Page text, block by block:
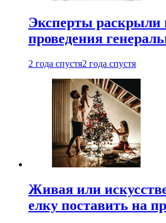
Эксперты раскрыли
проведения
2 года спустя2 года спустя
Живая или
елку поставить на